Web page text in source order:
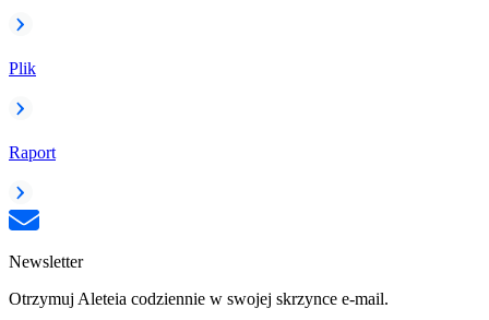
Plik
Raport
Newsletter
Otrzymuj Aleteia codziennie w swojej skrzynce e-mail.